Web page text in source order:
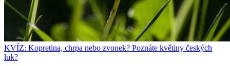
KVÍZ: Kopretina, chrpa nebo zvonek? Poznáte květiny českých
luk?